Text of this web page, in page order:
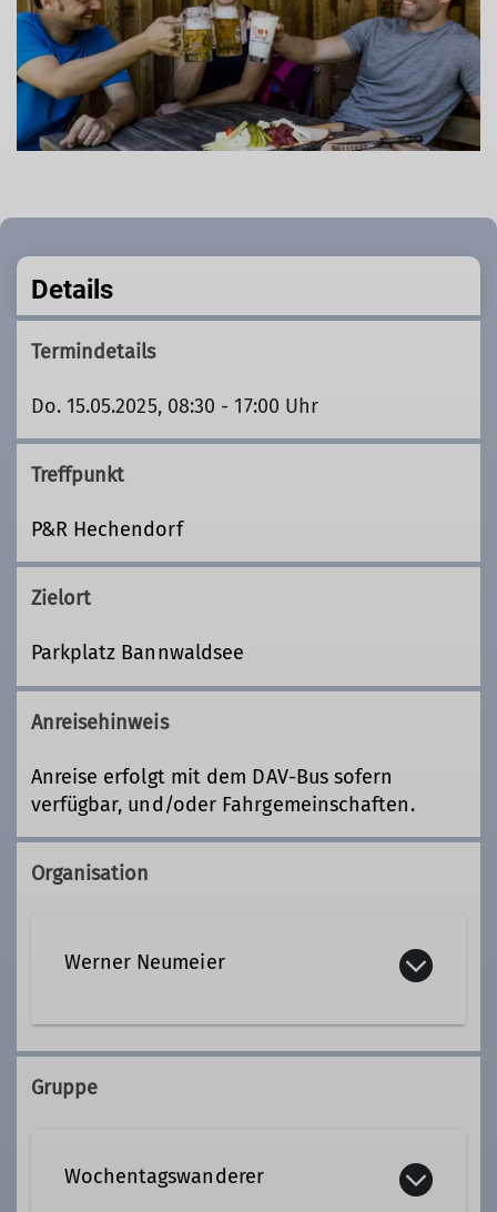
Details
Termindetails
Do. 15.05.2025, 08:30 - 17:00 Uhr
Treffpunkt
P&R Hechendorf
Zielort
Parkplatz Bannwaldsee
Anreisehinweis
Anreise erfolgt mit dem DAV-Bus sofern
verfügbar, und/oder Fahrgemeinschaften.
Organisation
Werner Neumeier
08152 70604
Gruppe
Wochentagswanderer